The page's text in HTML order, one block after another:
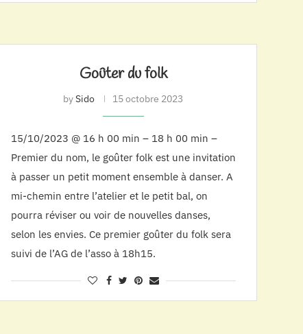
Goûter du folk
bySido 15 octobre 2023
15/10/2023 @ 16 h 00 min – 18 h 00 min –
Premier du nom, le goûter folk est une invitation
à passer un petit moment ensemble à danser. A
mi-chemin entre l’atelier et le petit bal, on
pourra réviser ou voir de nouvelles danses,
selon les envies. Ce premier goûter du folk sera
suivi de l’AG de l’asso à 18h15.